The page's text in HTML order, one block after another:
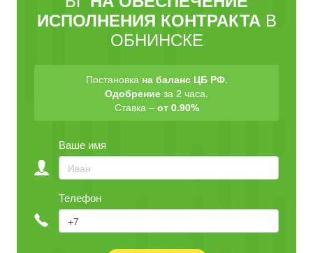
ИСПОЛНЕНИЯ КОНТРАКТАВ
ОБНИНСКЕ
Постановка на баланс ЦБ РФ.
Одобрение за 2 часа.
Ставка – от 0.90%
Ваше имя
Телефон